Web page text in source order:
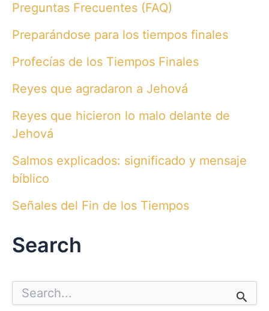
Preguntas Frecuentes (FAQ)
Preparándose para los tiempos finales
Profecías de los Tiempos Finales
Reyes que agradaron a Jehová
Reyes que hicieron lo malo delante de
Jehová
Salmos explicados: significado y mensaje
bíblico
Señales del Fin de los Tiempos
Search